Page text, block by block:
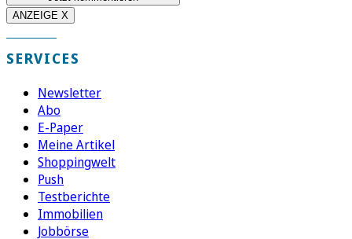
ANZEIGE X
SERVICES
Newsletter
Abo
E-Paper
Meine Artikel
Shoppingwelt
Push
Testberichte
Immobilien
Jobbörse